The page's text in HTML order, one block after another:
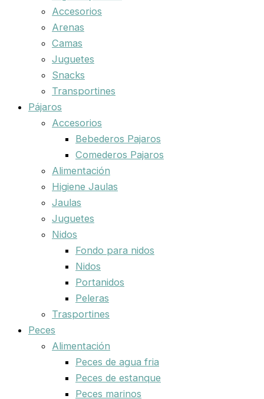
Accesorios
Arenas
Camas
Juguetes
Snacks
Transportines
Pájaros
Accesorios
Bebederos Pajaros
Comederos Pajaros
Alimentación
Higiene Jaulas
Jaulas
Juguetes
Nidos
Fondo para nidos
Nidos
Portanidos
Peleras
Trasportines
Peces
Alimentación
Peces de agua fria
Peces de estanque
Peces marinos